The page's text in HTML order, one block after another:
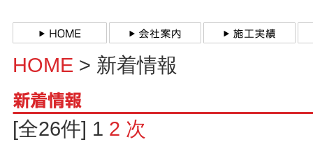
HOME > 新着情報
[全26件] 1 2 次